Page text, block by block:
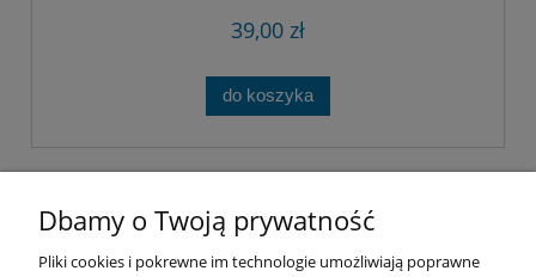
39,00 zł
do koszyka
Dbamy o Twoją prywatność
Pliki cookies i pokrewne im technologie umożliwiają poprawne